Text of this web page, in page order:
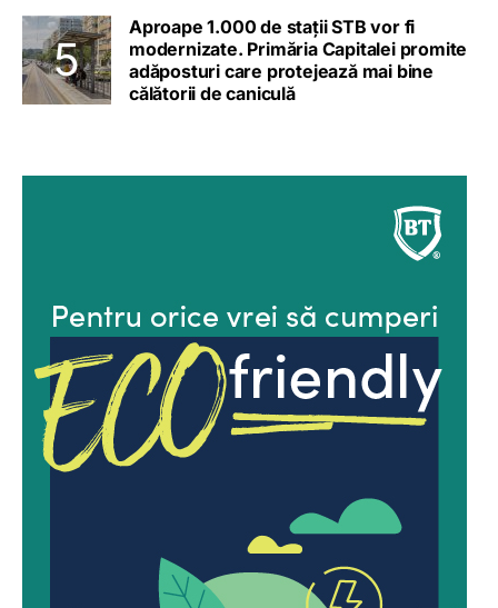
Aproape 1.000 de stații STB vor fi
modernizate. Primăria Capitalei promite
adăposturi care protejează mai bine
călătorii de caniculă